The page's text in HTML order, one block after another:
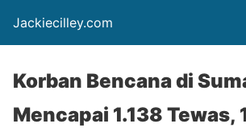
Jackiecilley.com
Korban Bencana di
Mencapai 1.138 Tewas,